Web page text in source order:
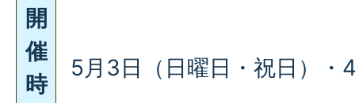
開
催
時
5月3日（日曜日・祝日）・